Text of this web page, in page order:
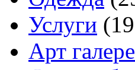
Услуги
Арт